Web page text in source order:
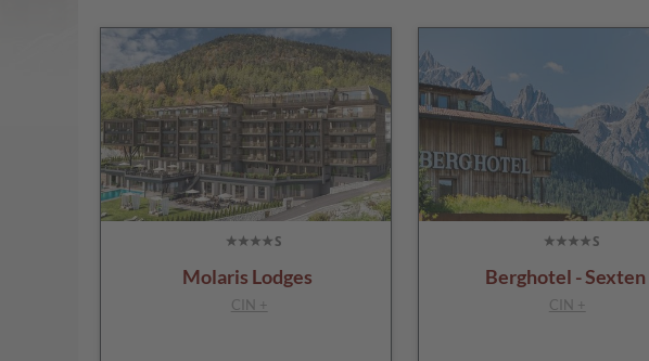
Molaris Lodges
CIN +
Berghotel - Sexten
CIN +